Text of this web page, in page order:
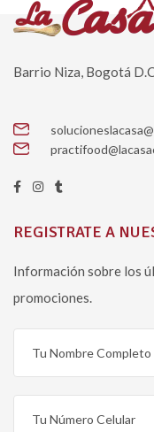
Barrio Niza, Bogotá
REGISTRATE A
Información sobre los
promociones.